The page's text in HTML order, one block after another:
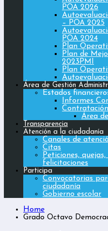
POA 2026
– POA 2025
POA 2024
Plan
Plan de
2023PMI
Plan
Área de Gestión
Estados
Informes
Contratación
Área
Transparencia
Atención a la ciudadanía
Canales de
Citas
Peticiones,
felicitaciones
Participa
Convocatorias
ciudadanía
Gobierno escolar
Home
Grado Octavo